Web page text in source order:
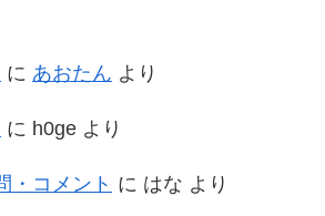
に あおたん より
に h0ge より
・コメント に はな より